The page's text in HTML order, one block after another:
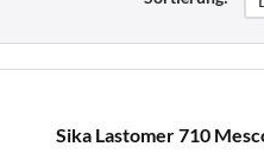
Sika Lastomer 710